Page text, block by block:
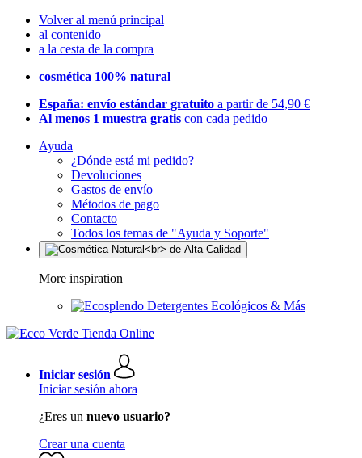
Volver al menú principal
al contenido
a la cesta de la compra
cosmética 100% natural
España: envío estándar gratuito a partir de 54,90 €
Al menos 1 muestra gratis con cada pedido
Ayuda
¿Dónde está mi pedido?
Devoluciones
Gastos de envío
Métodos de pago
Contacto
Todos los temas de "Ayuda y Soporte"
More inspiration
Detergentes Ecológicos & Más
Iniciar sesión
Iniciar sesión ahora
¿Eres un nuevo usuario?
Crear una cuenta